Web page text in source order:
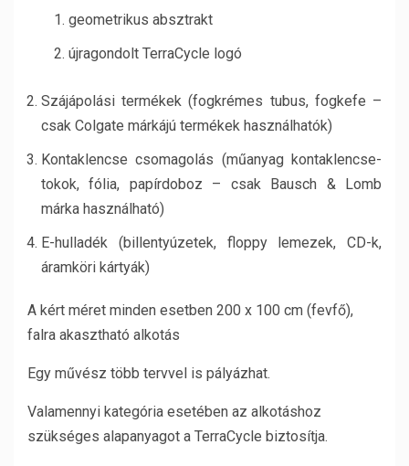
geometrikus absztrakt
újragondolt TerraCycle logó
Szájápolási termékek (fogkrémes tubus, fogkefe –
csak Colgate márkájú termékek használhatók)
Kontaklencse csomagolás (műanyag kontaklencse-
tokok, fólia, papírdoboz – csak Bausch & Lomb
márka használható)
E-hulladék (billentyúzetek, floppy lemezek, CD-k,
áramköri kártyák)
A kért méret minden esetben 200 x 100 cm (fevfő),
falra akasztható alkotás
Egy művész több tervvel is pályázhat.
Valamennyi kategória esetében az alkotáshoz
szükséges alapanyagot a TerraCycle biztosítja.